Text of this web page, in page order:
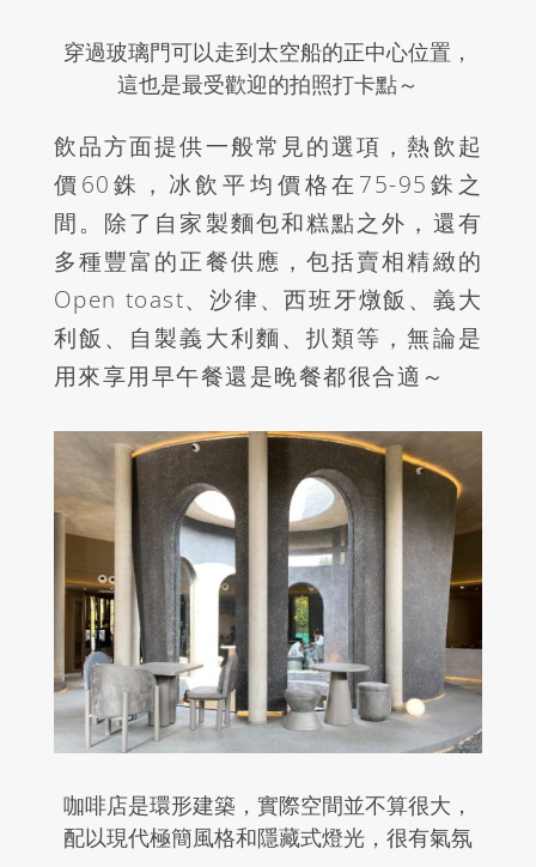
穿過玻璃門可以走到太空船的正中心位置，
這也是最受歡迎的拍照打卡點～
飲品方面提供一般常見的選項，熱飲起
價 60銖，冰飲平均價格在75-95銖之
間。除了自家製麵包和糕點之外，還有
多種豐富的正餐供應，包括賣相精緻的
Open toast、沙律、西班牙燉飯、義大
利飯、自製義大利麵、扒類等，無論是
用來享用早午餐還是晚餐都很合適～
咖啡店是環形建築，實際空間並不算很大，
配以現代極簡風格和隱藏式燈光，很有氣氛